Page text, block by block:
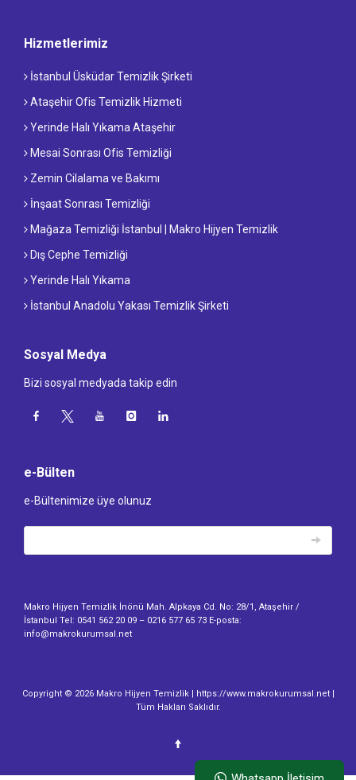
Hizmetlerimiz
İstanbul Üsküdar Temizlik Şirketi
Ataşehir Ofis Temizlik Hizmeti
Yerinde Halı Yıkama Ataşehir
Mesai Sonrası Ofis Temizliği
Zemin Cilalama ve Bakımı
İnşaat Sonrası Temizliği
Mağaza Temizliği İstanbul | Makro Hijyen Temizlik
Dış Cephe Temizliği
Yerinde Halı Yıkama
İstanbul Anadolu Yakası Temizlik Şirketi
Sosyal Medya
Bizi sosyal medyada takip edin
e-Bülten
e-Bültenimize üye olunuz
Makro Hijyen Temizlik İnönü Mah. Alpkaya Cd. No: 28/1, Ataşehir /
İstanbul Tel: 0541 562 20 09 – 0216 577 65 73 E-posta:
info@makrokurumsal.net
Copyright © 2026 Makro Hijyen Temizlik | https://www.makrokurumsal.net |
Tüm Hakları Saklıdır.